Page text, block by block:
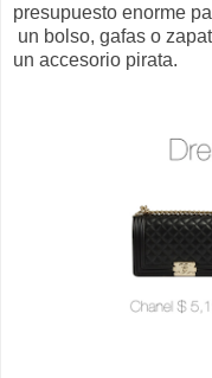
presupuesto enorme
un bolso, gafas o
un accesorio pirata.